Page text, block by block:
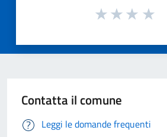
Contatta il comune
Leggi le domande frequenti